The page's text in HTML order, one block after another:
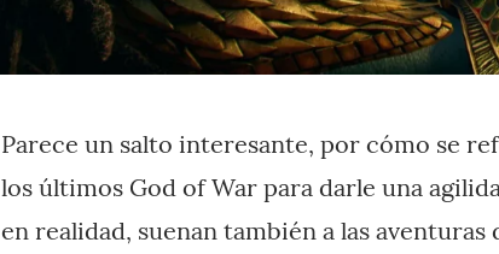
Parece un salto interesante, por cómo se
los últimos God of War para darle una
en realidad, suenan también a las